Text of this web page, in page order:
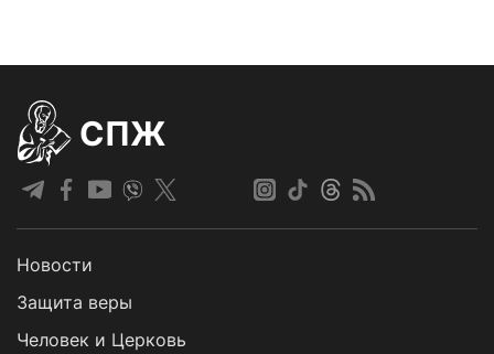
СПЖ
Новости
Защита веры
Человек и Церковь